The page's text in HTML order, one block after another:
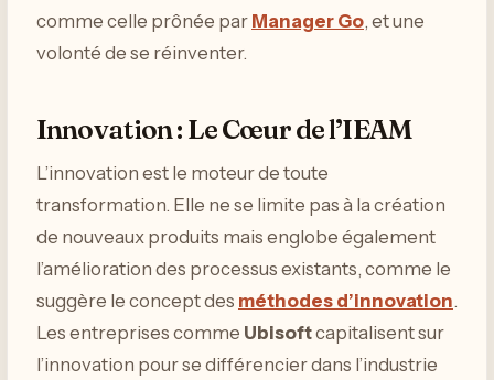
comme celle prônée par Manager Go, et une
volonté de se réinventer.
Innovation : Le Cœur de l’IEAM
L’innovation est le moteur de toute
transformation. Elle ne se limite pas à la création
de nouveaux produits mais englobe également
l’amélioration des processus existants, comme le
suggère le concept des méthodes d’innovation.
Les entreprises comme Ubisoftcapitalisent sur
l’innovation pour se différencier dans l’industrie